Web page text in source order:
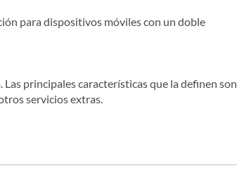
para dispositivos móviles con un doble
principales características que la definen son
servicios extras.